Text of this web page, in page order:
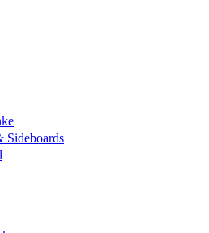
Sideboards